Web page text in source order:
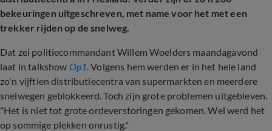
bekeuringen uitgeschreven, met name voor het met een
trekker rijden op de snelweg.
Dat zei politiecommandant Willem Woelders maandagavond
laat in talkshow Op1. Volgens hem werden er in het hele land
zo'n vijftien distributiecentra van supermarkten en meerdere
snelwegen geblokkeerd. Toch zijn grote problemen uitgebleven.
"Het is niet tot grote ordeverstoringen gekomen. Wel werd het
op sommige plekken onrustig."